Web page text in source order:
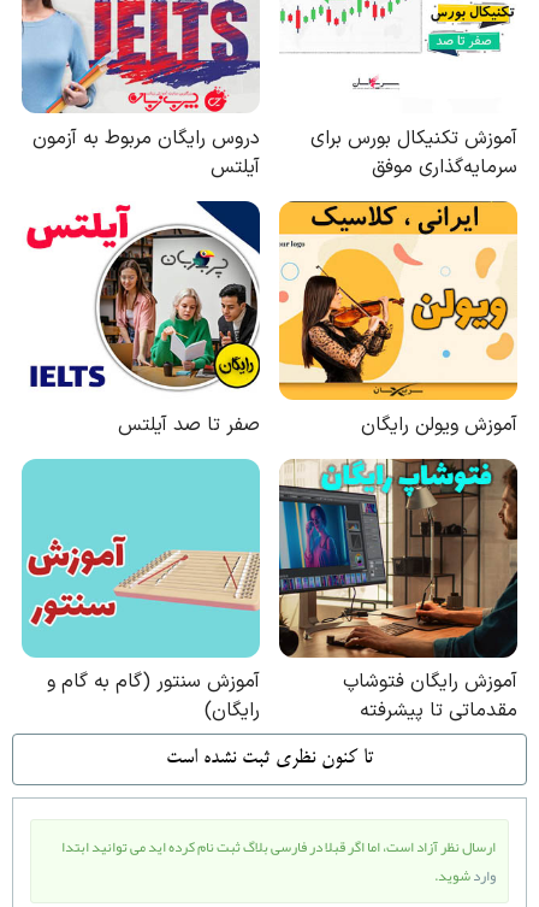
تا كنون نظري ثبت نشده است
ارسال نظر آزاد است، اما اگر قبلا در فارسی بلاگ ثبت نام کرده اید می توانید ابتدا
واردشوید.